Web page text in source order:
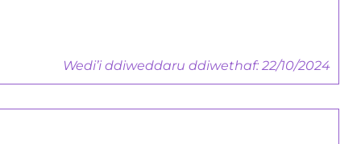
Wedi’i ddiweddaru ddiwethaf: 22/10/2024